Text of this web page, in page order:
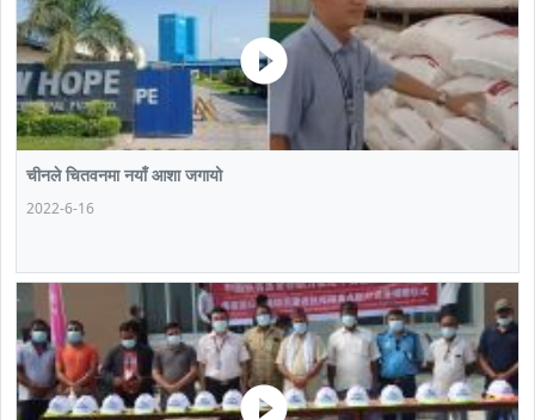
चीनले चितवनमा नयाँ आशा जगायो
2022-6-16